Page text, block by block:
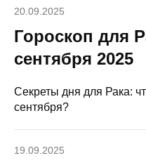
20.09.2025
Гороскоп для
сентября 2025
Секреты дня для Рака:
сентября?
19.09.2025